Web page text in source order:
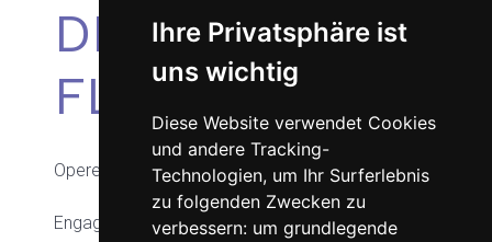
Ihre Privatsphäre ist
uns wichtig
Diese Website verwendet Cookies
und andere Tracking-
Technologien, um Ihr Surferlebnis
zu folgenden Zwecken zu
verbessern: um grundlegende
DIE
FLEDERMAUS
Operette von Johann Strauss
Engagement an den Operettenfestspielen